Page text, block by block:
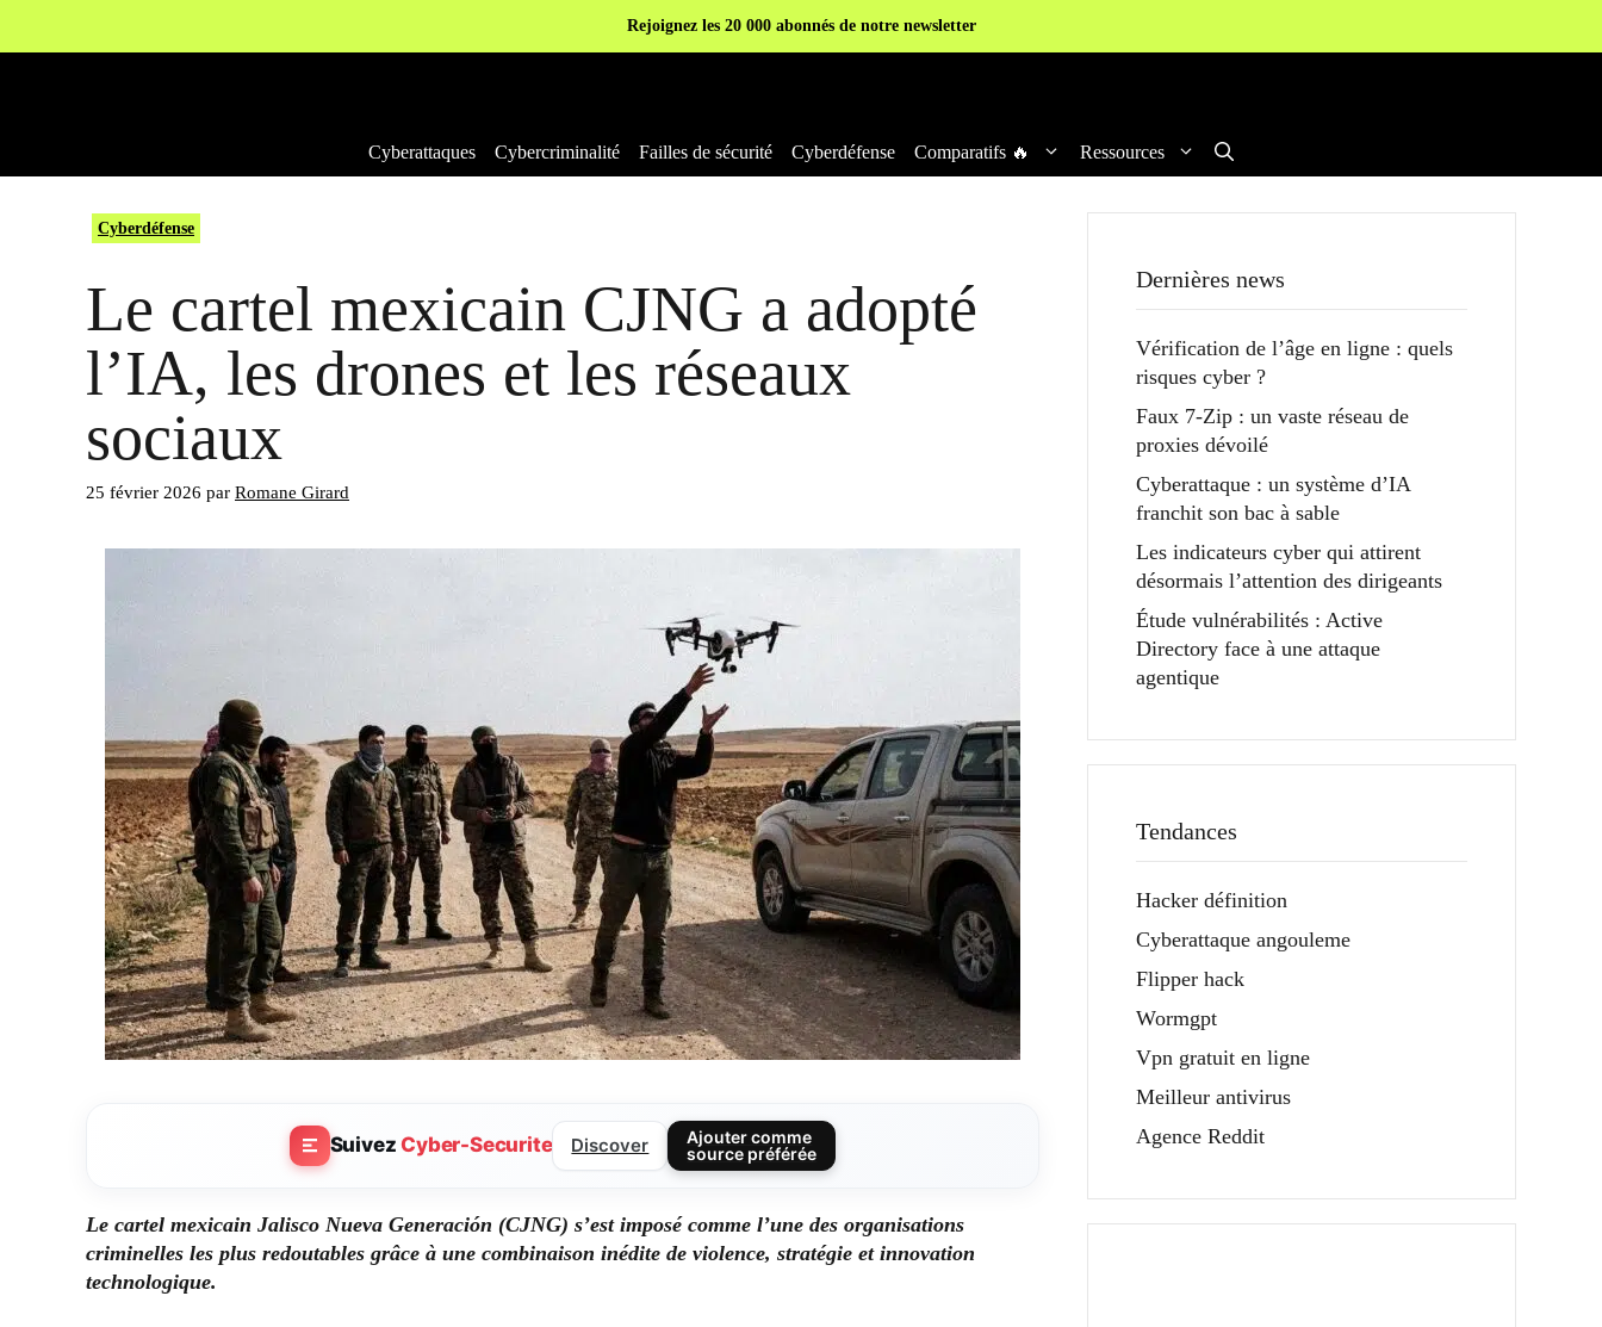
Rejoignez les 20 000 abonnés de notre newsletter
Cyberattaques Cybercriminalité Failles de sécurité Cyberdéfense Comparatifs 🔥 Ressources
Cyberdéfense
Le cartel mexicain CJNG a adopté
l’IA, les drones et les réseaux
sociaux
25 février 2026 par Romane Girard
SuivezCyber-Securite Discover
Ajouter comme
source préférée
Le cartel mexicain Jalisco Nueva Generación (CJNG) s’est imposé comme l’une des organisations
criminelles les plus redoutables grâce à une combinaison inédite de violence, stratégie et innovation
technologique.
Dernières news
Vérification de l’âge en ligne : quels
risques cyber ?
Faux 7-Zip : un vaste réseau de
proxies dévoilé
Cyberattaque : un système d’IA
franchit son bac à sable
Les indicateurs cyber qui attirent
désormais l’attention des dirigeants
Étude vulnérabilités : Active
Directory face à une attaque
agentique
Tendances
Hacker définition
Cyberattaque angouleme
Flipper hack
Wormgpt
Vpn gratuit en ligne
Meilleur antivirus
Agence Reddit